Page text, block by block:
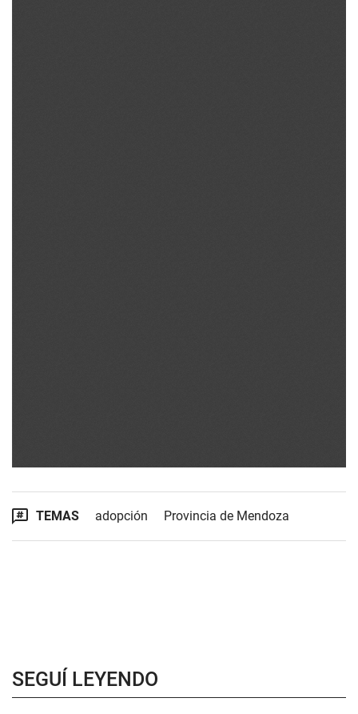
TEMAS adopción Provincia de Mendoza
SEGUÍ LEYENDO